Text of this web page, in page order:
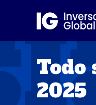
Todo
2025